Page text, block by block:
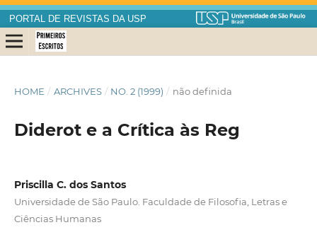
PORTAL DE REVISTAS DA USP
HOME / ARCHIVES / NO. 2 (1999) / não definida
Diderot e a Crítica às Reg
Priscilla C. dos Santos
Universidade de São Paulo. Faculdade de Filosofia, Letras e
Ciências Humanas